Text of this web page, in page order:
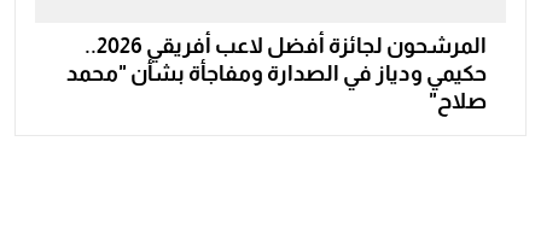
المرشحون لجائزة أفضل لاعب أفريقي 2026..
حكيمي ودياز في الصدارة ومفاجأة بشأن "محمد
صلاح"